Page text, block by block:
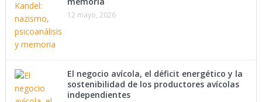
12 mayo, 2026
El negocio avícola, el déficit energético y la
sostenibilidad de los productores avícolas
independientes